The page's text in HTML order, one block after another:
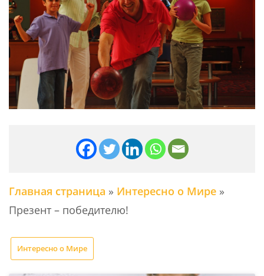
Главная страница » Интересно о Мире »
Презент – победителю!
Интересно о Мире